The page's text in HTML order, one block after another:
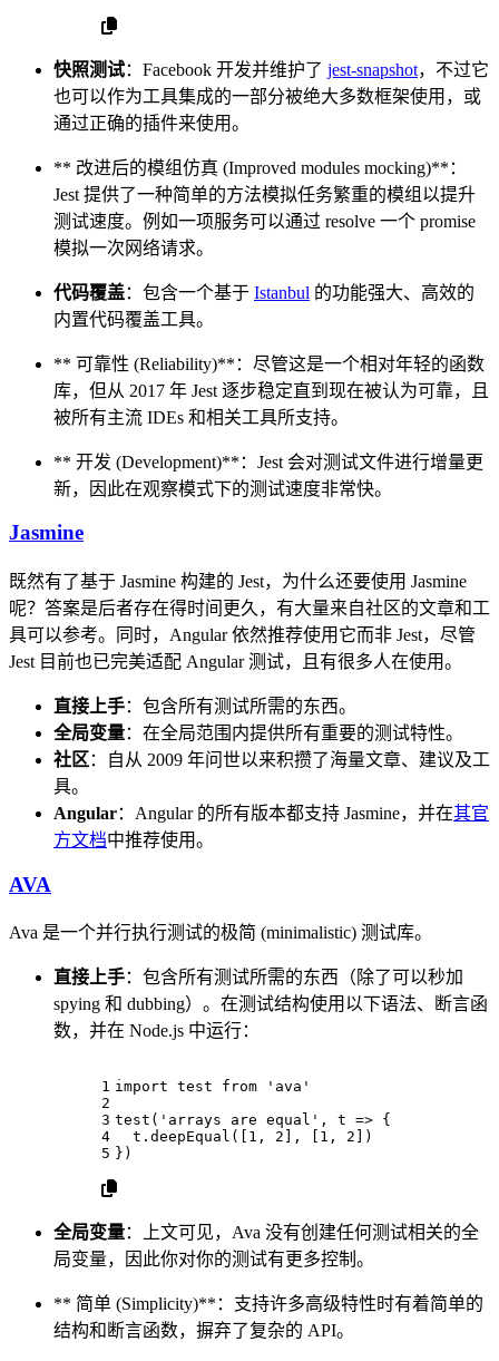
快照测试：Facebook 开发并维护了 jest-snapshot，不过它
也可以作为工具集成的一部分被绝大多数框架使用，或
通过正确的插件来使用。
** 改进后的模组仿真 (Improved modules mocking)**：
Jest 提供了一种简单的方法模拟任务繁重的模组以提升
测试速度。例如一项服务可以通过 resolve 一个 promise
模拟一次网络请求。
代码覆盖：包含一个基于 Istanbul 的功能强大、高效的
内置代码覆盖工具。
** 可靠性 (Reliability)**：尽管这是一个相对年轻的函数
库，但从 2017 年 Jest 逐步稳定直到现在被认为可靠，且
被所有主流 IDEs 和相关工具所支持。
** 开发 (Development)**：Jest 会对测试文件进行增量更
新，因此在观察模式下的测试速度非常快。
Jasmine
既然有了基于 Jasmine 构建的 Jest，为什么还要使用 Jasmine
呢？答案是后者存在得时间更久，有大量来自社区的文章和工
具可以参考。同时，Angular 依然推荐使用它而非 Jest，尽管
Jest 目前也已完美适配 Angular 测试，且有很多人在使用。
直接上手：包含所有测试所需的东西。
全局变量：在全局范围内提供所有重要的测试特性。
社区 ：自从 2009 年问世以来积攒了海量文章、建议及工
具。
Angular：Angular 的所有版本都支持 Jasmine，并在其官
方文档中推荐使用。
AVA
Ava 是一个并行执行测试的极简 (minimalistic) 测试库。
直接上手：包含所有测试所需的东西（除了可以秒加
spying 和 dubbing）。在测试结构使用以下语法、断言函
数，并在 Node.js 中运行：
1
2
3
4
5
import test from
'ava'
test ( 'arrays are equal' , t => {
  t.
deepEqual ([ 1 , 2 ], [ 1 , 2 ])
})
全局变量：上文可见，Ava 没有创建任何测试相关的全
局变量，因此你对你的测试有更多控制。
** 简单 (Simplicity)**：支持许多高级特性时有着简单的
结构和断言函数，摒弃了复杂的 API。